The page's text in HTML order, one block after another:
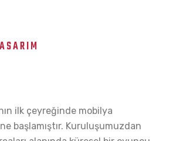
ilk çeyreğinde mobilya
başlamıştır. Kuruluşumuzdan